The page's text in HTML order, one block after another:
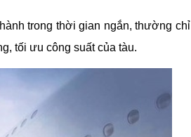
trong thời gian ngắn, thường chỉ
tối ưu công suất của tàu​​.